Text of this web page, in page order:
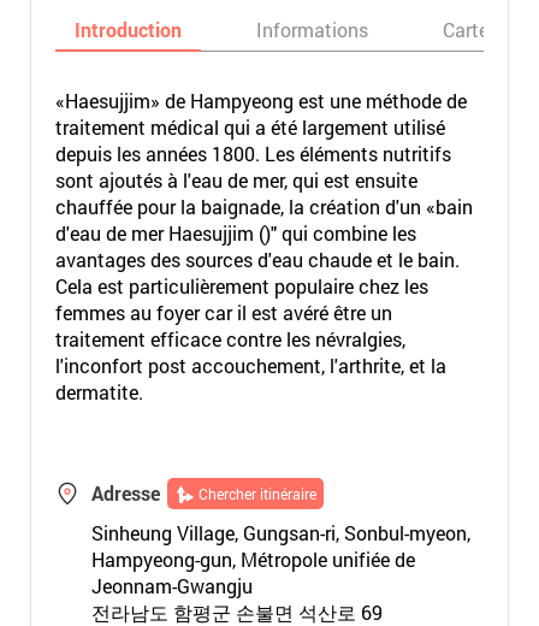
Introduction Informations Carte
«Haesujjim» de Hampyeong est une méthode de
traitement médical qui a été largement utilisé
depuis les années 1800. Les éléments nutritifs
sont ajoutés à l'eau de mer, qui est ensuite
chauffée pour la baignade, la création d'un «bain
d'eau de mer Haesujjim ()" qui combine les
avantages des sources d'eau chaude et le bain.
Cela est particulièrement populaire chez les
femmes au foyer car il est avéré être un
traitement efficace contre les névralgies,
l'inconfort post accouchement, l'arthrite, et la
dermatite.
Adresse Chercher itinéraire
Sinheung Village, Gungsan-ri, Sonbul-myeon,
Hampyeong-gun, Métropole unifiée de
Jeonnam-Gwangju
전라남도 함평군 손불면 석산로 69